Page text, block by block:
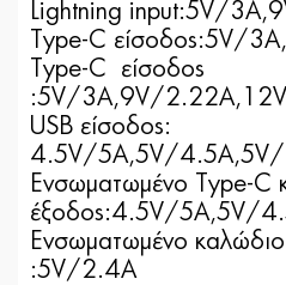
Lightning input:5V/
Type-C είσοδος:5V/
Type-C είσοδος
:5V/3A,9V/
USB είσοδος:
4.5V/5A,5V/
Ενσωματωμένο Type-C
έξοδος:4.5V/5A,5V/
Ενσωματωμένο
:5V/2.4A